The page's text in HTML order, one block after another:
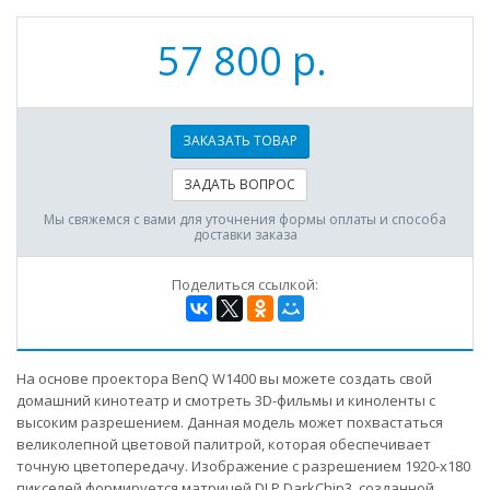
57 800 р.
ЗАКАЗАТЬ ТОВАР
ЗАДАТЬ ВОПРОС
Мы свяжемся с вами для уточнения формы оплаты и способа
доставки заказа
Поделиться ссылкой:
На основе проектора BenQ W1400 вы можете создать свой
домашний кинотеатр и смотреть 3D-фильмы и киноленты с
высоким разрешением. Данная модель может похвастаться
великолепной цветовой палитрой, которая обеспечивает
точную цветопередачу. Изображение с разрешением 1920-х180